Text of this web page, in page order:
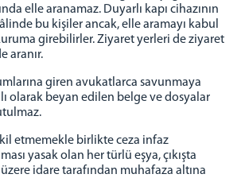
Anlatım
Video
Şifre Değiştirme İşlemleri
elle aranamaz. Duyarlı kapı cihazının
bu kişiler ancak, elle aramayı kabul
girebilirler. Ziyaret yerleri de ziyaret
aranır.
giren avukatlarca savunmaya
olarak beyan edilen belge ve dosyalar
etmemekle birlikte ceza infaz
yasak olan her türlü eşya, çıkışta
idare tarafından muhafaza altına